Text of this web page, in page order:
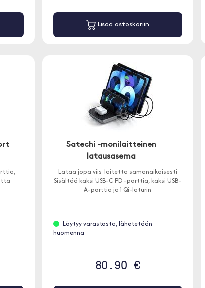
Lisää ostoskoriin
Satechi -monilaitteinen
latausasema
Lataa jopa viisi laitetta samanaikaisesti
Sisältää kaksi USB-C PD -porttia, kaksi USB-
A-porttia ja 1 Qi-laturin
Löytyy varastosta, lähetetään
huomenna
80.90 €